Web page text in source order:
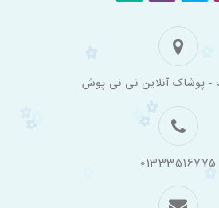
- پوشاک آنلاین نی نی پوش
01333516775